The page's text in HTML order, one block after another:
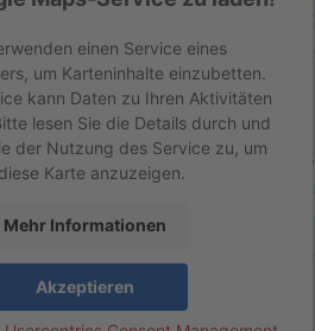
einen Service eines
um Karteninhalte einzubetten.
kann Daten zu Ihren Aktivitäten
lesen Sie die Details durch und
der Nutzung des Service zu, um
diese Karte anzuzeigen.
Mehr Informationen
Akzeptieren